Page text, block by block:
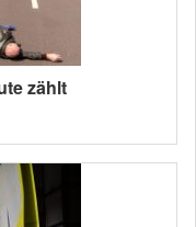
zählt